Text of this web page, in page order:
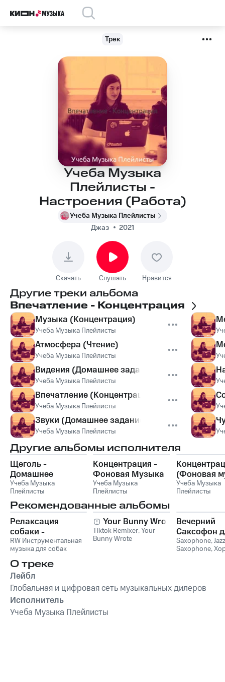
Трек
Учеба Музыка
Плейлисты -
Настроения (Работа)
Учеба Музыка Плейлисты
Джаз
2021
Скачать Слушать Нравится
Другие треки альбома
Впечатление - Концентрация
Музыка (Концентрация)
Учеба Музыка Плейлисты
Атмосфера (Чтение)
Учеба Музыка Плейлисты
Видения (Домашнее задание)
Учеба Музыка Плейлисты
Впечатление (Концентрация)
Учеба Музыка Плейлисты
Звуки (Домашнее задание)
Учеба Музыка Плейлисты
Другие альбомы исполнителя
Щеголь -
Домашнее
задание
Учеба Музыка
Плейлисты
Концентрация -
Фоновая Музыка
Учеба Музыка
Плейлисты
(Фоновая
Учеба Музыка
Плейлисты
Рекомендованные альбомы
Релаксация
собаки -
Расслабляющая
музыка для собак,
успокаивающие и
успокаивающие
звуки для
животных,
антистрессовая
терапия,
RW Инструментальная
музыка для собак
Your Bunny Wrote
Tiktok Remixer,Your
Bunny Wrote
Вечерний
Саксофон
Души
Лаунж)
Saxophone,Jazz
Saxophone,
О треке
Лейбл
Глобальная и цифровая сеть музыкальных дилеров
Исполнитель
Учеба Музыка Плейлисты